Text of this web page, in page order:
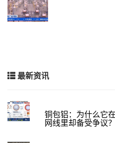
最新资讯
铜包铝：为什么它
网线里却备受争议？